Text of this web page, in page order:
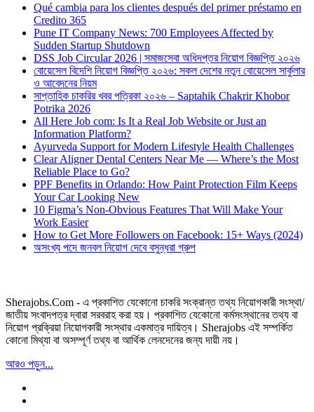
Qué cambia para los clientes después del primer préstamo en
Credito 365
Pune IT Company News: 700 Employees Affected by
Sudden Startup Shutdown
DSS Job Circular 2026 | সমাজসেবা অধিদপ্তর নিয়োগ বিজ্ঞপ্তি ২০২৬
বোয়েসেল বিদেশি নিয়োগ বিজ্ঞপ্তি ২০২৬: সকল দেশের নতুন বোয়েসেল সার্কুলার
ও আবেদনের নিয়ম
সাপ্তাহিক চাকরির খবর পত্রিকা ২০২৬ – Saptahik Chakrir Khobor
Potrika 2026
All Here Job com: Is It a Real Job Website or Just an
Information Platform?
Ayurveda Support for Modern Lifestyle Health Challenges
Clear Aligner Dental Centers Near Me — Where’s the Most
Reliable Place to Go?
PPF Benefits in Orlando: How Paint Protection Film Keeps
Your Car Looking New
10 Figma’s Non-Obvious Features That Will Make Your
Work Easier
How to Get More Followers on Facebook: 15+ Ways (2024)
অসংখ্য পদে জনবল নিয়োগ দেবে বসুন্ধরা গ্রুপ
Sherajobs.Com - এ প্রকাশিত যেকোনো চাকরি সংক্রান্ত তথ্য নিয়োগকারী সংস্থা/
জাতীয় সংবাদপত্র দ্বারা সরবরাহ করা হয়। প্রকাশিত যেকোনো কর্মসংস্থানের তথ্য বা
নিয়োগ প্রক্রিয়া নিয়োগকারী সংস্থার একমাত্র দায়িত্ব। Sherajobs এই সম্পর্কিত
কোনো মিথ্যা বা অসম্পূর্ণ তথ্য বা আর্থিক লেনদেনের জন্য দায়ী নয়।
আরও পড়ুন...